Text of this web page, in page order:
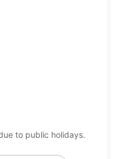
to public holidays.